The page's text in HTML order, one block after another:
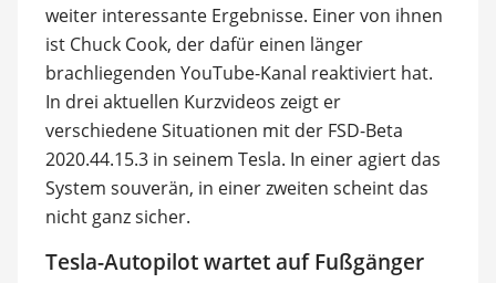
weiter interessante Ergebnisse. Einer von ihnen
ist Chuck Cook, der dafür einen länger
brachliegenden YouTube-Kanal reaktiviert hat.
In drei aktuellen Kurzvideos zeigt er
verschiedene Situationen mit der FSD-Beta
2020.44.15.3 in seinem Tesla. In einer agiert das
System souverän, in einer zweiten scheint das
nicht ganz sicher.
Tesla-Autopilot wartet auf Fußgänger